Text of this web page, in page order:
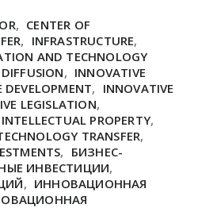
, CENTER OF
, INFRASTRUCTURE,
AND TECHNOLOGY
, INNOVATIVE
DEVELOPMENT, INNOVATIVE
LEGISLATION,
INTELLECTUAL PROPERTY,
TRANSFER,
, БИЗНЕС-
ИНВЕСТИЦИИ,
, ИННОВАЦИОННАЯ